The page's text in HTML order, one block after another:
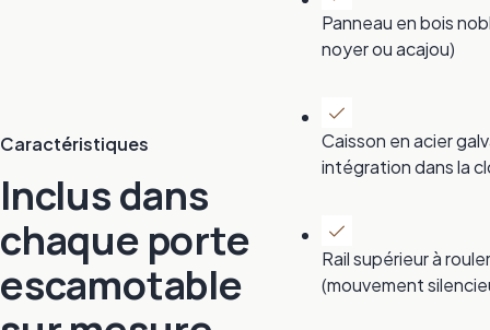
Caractéristiques
Inclus dans
chaque porte
escamotable
Panneau en bois
noyer ou acajou)
Caisson en acier
intégration dans la
Rail supérieur à
(mouvement